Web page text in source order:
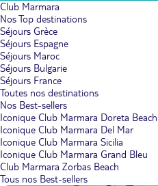
Club Marmara
Nos Top destinations
Séjours Grèce
Séjours Espagne
Séjours Maroc
Séjours Bulgarie
Séjours France
Toutes nos destinations
Nos Best-sellers
Iconique Club Marmara Doreta Beach
Iconique Club Marmara Del Mar
Iconique Club Marmara Sicilia
Iconique Club Marmara Grand Bleu
Club Marmara Zorbas Beach
Tous nos Best-sellers